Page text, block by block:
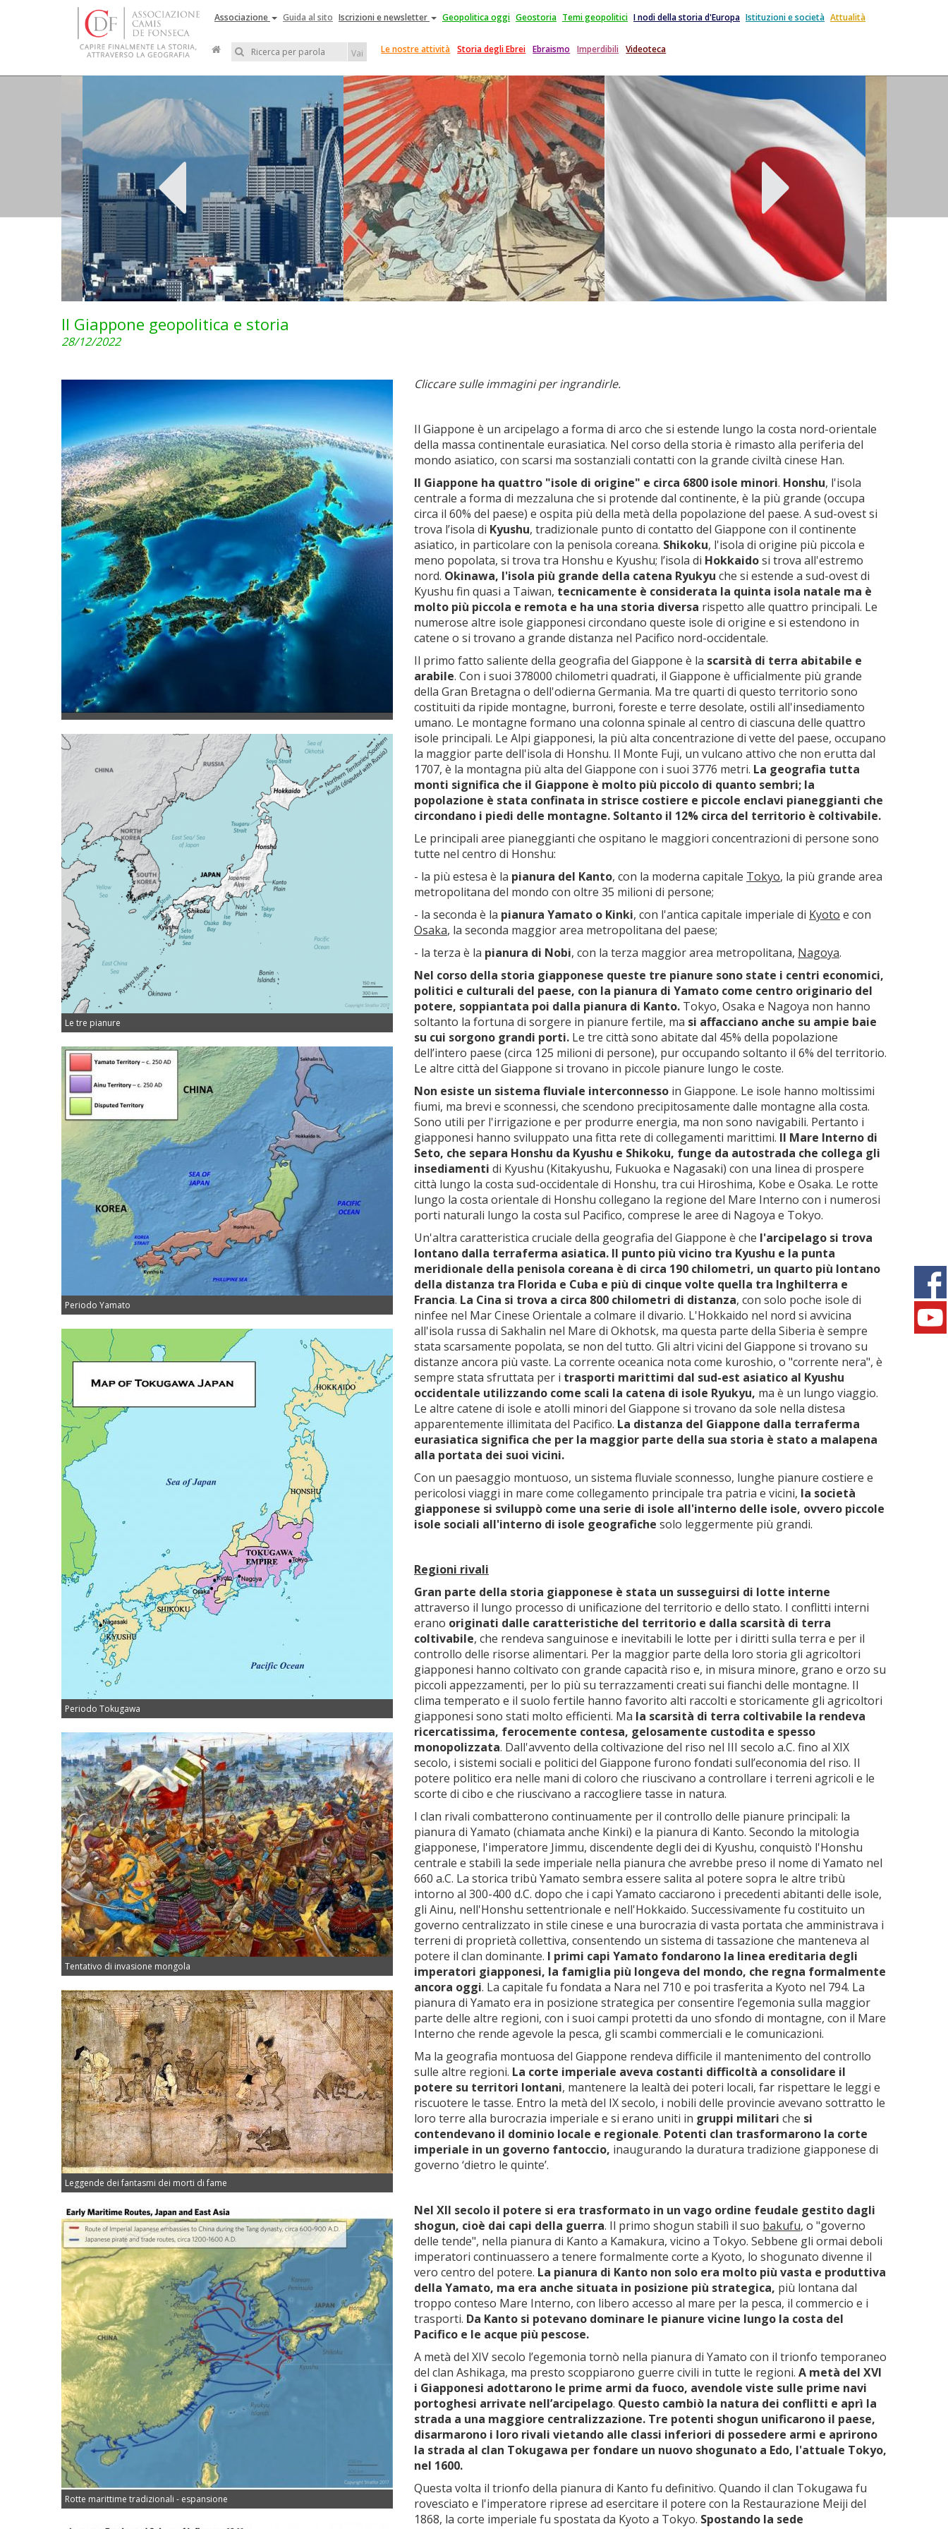
Associazione Guida al sito Iscrizioni e newsletter Geopolitica oggi Geostoria Temi geopolitici I nodi della storia d'Europa Istituzioni e società Attualità
Vai Le nostre attività Storia degli Ebrei Ebraismo Imperdibili Videoteca
Il Giappone geopolitica e storia
28/12/2022
Le tre pianure
Periodo Yamato
Periodo Tokugawa
Tentativo di invasione mongola
Leggende dei fantasmi dei morti di fame
Rotte marittime tradizionali - espansione
Cliccare sulle immagini per ingrandirle.
Il Giappone è un arcipelago a forma di arco che si estende lungo la costa nord-orientale
della massa continentale eurasiatica. Nel corso della storia è rimasto alla periferia del
mondo asiatico, con scarsi ma sostanziali contatti con la grande civiltà cinese Han.
Il Giappone ha quattro "isole di origine" e circa 6800 isole minori. Honshu, l'isola
centrale a forma di mezzaluna che si protende dal continente, è la più grande (occupa
circa il 60% del paese) e ospita più della metà della popolazione del paese. A sud-ovest si
trova l’isola di Kyushu, tradizionale punto di contatto del Giappone con il continente
asiatico, in particolare con la penisola coreana. Shikoku, l'isola di origine più piccola e
meno popolata, si trova tra Honshu e Kyushu; l’isola di Hokkaidosi trova all'estremo
nord. Okinawa, l'isola più grande della catena Ryukyu che si estende a sud-ovest di
Kyushu fin quasi a Taiwan, tecnicamente è considerata la quinta isola natale ma è
molto più piccola e remota e ha una storia diversa rispetto alle quattro principali. Le
numerose altre isole giapponesi circondano queste isole di origine e si estendono in
catene o si trovano a grande distanza nel Pacifico nord-occidentale.
Il primo fatto saliente della geografia del Giappone è la scarsità di terra abitabile e
arabile. Con i suoi 378000 chilometri quadrati, il Giappone è ufficialmente più grande
della Gran Bretagna o dell'odierna Germania. Ma tre quarti di questo territorio sono
costituiti da ripide montagne, burroni, foreste e terre desolate, ostili all'insediamento
umano. Le montagne formano una colonna spinale al centro di ciascuna delle quattro
isole principali. Le Alpi giapponesi, la più alta concentrazione di vette del paese, occupano
la maggior parte dell'isola di Honshu. Il Monte Fuji, un vulcano attivo che non erutta dal
1707, è la montagna più alta del Giappone con i suoi 3776 metri. La geografia tutta
monti significa che il Giappone è molto più piccolo di quanto sembri; la
popolazione è stata confinata in strisce costiere e piccole enclavi pianeggianti che
circondano i piedi delle montagne. Soltanto il 12% circa del territorio è coltivabile.
Le principali aree pianeggianti che ospitano le maggiori concentrazioni di persone sono
tutte nel centro di Honshu:
- la più estesa è la pianura del Kanto, con la moderna capitale Tokyo, la più grande area
metropolitana del mondo con oltre 35 milioni di persone;
- la seconda è la pianura Yamato o Kinki, con l'antica capitale imperiale di Kyoto e con
Osaka, la seconda maggior area metropolitana del paese;
- la terza è la pianura di Nobi, con la terza maggior area metropolitana, Nagoya.
Nel corso della storia giapponese queste tre pianure sono state i centri economici,
politici e culturali del paese, con la pianura di Yamato come centro originario del
potere, soppiantata poi dalla pianura di Kanto. Tokyo, Osaka e Nagoya non hanno
soltanto la fortuna di sorgere in pianure fertile, ma si affacciano anche su ampie baie
su cui sorgono grandi porti. Le tre città sono abitate dal 45% della popolazione
dell’intero paese (circa 125 milioni di persone), pur occupando soltanto il 6% del territorio.
Le altre città del Giappone si trovano in piccole pianure lungo le coste.
Non esiste un sistema fluviale interconnesso in Giappone. Le isole hanno moltissimi
fiumi, ma brevi e sconnessi, che scendono precipitosamente dalle montagne alla costa.
Sono utili per l'irrigazione e per produrre energia, ma non sono navigabili. Pertanto i
giapponesi hanno sviluppato una fitta rete di collegamenti marittimi. Il Mare Interno di
Seto, che separa Honshu da Kyushu e Shikoku, funge da autostrada che collega gli
insediamenti di Kyushu (Kitakyushu, Fukuoka e Nagasaki) con una linea di prospere
città lungo la costa sud-occidentale di Honshu, tra cui Hiroshima, Kobe e Osaka. Le rotte
lungo la costa orientale di Honshu collegano la regione del Mare Interno con i numerosi
porti naturali lungo la costa sul Pacifico, comprese le aree di Nagoya e Tokyo.
Un'altra caratteristica cruciale della geografia del Giappone è che l'arcipelago si trova
lontano dalla terraferma asiatica. Il punto più vicino tra Kyushu e la punta
meridionale della penisola coreana è di circa 190 chilometri, un quarto più lontano
della distanza tra Florida e Cuba e più di cinque volte quella tra Inghilterra e
Francia. La Cina si trova a circa 800 chilometri di distanza, con solo poche isole di
ninfee nel Mar Cinese Orientale a colmare il divario. L'Hokkaido nel nord si avvicina
all'isola russa di Sakhalin nel Mare di Okhotsk, ma questa parte della Siberia è sempre
stata scarsamente popolata, se non del tutto. Gli altri vicini del Giappone si trovano su
distanze ancora più vaste. La corrente oceanica nota come kuroshio, o "corrente nera", è
sempre stata sfruttata per i trasporti marittimi dal sud-est asiatico al Kyushu
occidentale utilizzando come scali la catena di isole Ryukyu, ma è un lungo viaggio.
Le altre catene di isole e atolli minori del Giappone si trovano da sole nella distesa
apparentemente illimitata del Pacifico. La distanza del Giappone dalla terraferma
eurasiatica significa che per la maggior parte della sua storia è stato a malapena
alla portata dei suoi vicini.
Con un paesaggio montuoso, un sistema fluviale sconnesso, lunghe pianure costiere e
pericolosi viaggi in mare come collegamento principale tra patria e vicini, la società
giapponese si sviluppò come una serie di isole all'interno delle isole, ovvero piccole
isole sociali all'interno di isole geografiche solo leggermente più grandi.
Regioni rivali
Gran parte della storia giapponese è stata un susseguirsi di lotte interne
attraverso il lungo processo di unificazione del territorio e dello stato. I conflitti interni
erano originati dalle caratteristiche del territorio e dalla scarsità di terra
coltivabile, che rendeva sanguinose e inevitabili le lotte per i diritti sulla terra e per il
controllo delle risorse alimentari. Per la maggior parte della loro storia gli agricoltori
giapponesi hanno coltivato con grande capacità riso e, in misura minore, grano e orzo su
piccoli appezzamenti, per lo più su terrazzamenti creati sui fianchi delle montagne. Il
clima temperato e il suolo fertile hanno favorito alti raccolti e storicamente gli agricoltori
giapponesi sono stati molto efficienti. Ma la scarsità di terra coltivabile la rendeva
ricercatissima, ferocemente contesa, gelosamente custodita e spesso
monopolizzata. Dall'avvento della coltivazione del riso nel III secolo a.C. fino al XIX
secolo, i sistemi sociali e politici del Giappone furono fondati sull’economia del riso. Il
potere politico era nelle mani di coloro che riuscivano a controllare i terreni agricoli e le
scorte di cibo e che riuscivano a raccogliere tasse in natura.
I clan rivali combatterono continuamente per il controllo delle pianure principali: la
pianura di Yamato (chiamata anche Kinki) e la pianura di Kanto. Secondo la mitologia
giapponese, l'imperatore Jimmu, discendente degli dei di Kyushu, conquistò l'Honshu
centrale e stabilì la sede imperiale nella pianura che avrebbe preso il nome di Yamato nel
660 a.C. La storica tribù Yamato sembra essere salita al potere sopra le altre tribù
intorno al 300-400 d.C. dopo che i capi Yamato cacciarono i precedenti abitanti delle isole,
gli Ainu, nell'Honshu settentrionale e nell'Hokkaido. Successivamente fu costituito un
governo centralizzato in stile cinese e una burocrazia di vasta portata che amministrava i
terreni di proprietà collettiva, consentendo un sistema di tassazione che manteneva al
potere il clan dominante. I primi capi Yamato fondarono la linea ereditaria degli
imperatori giapponesi, la famiglia più longeva del mondo, che regna formalmente
ancora oggi. La capitale fu fondata a Nara nel 710 e poi trasferita a Kyoto nel 794. La
pianura di Yamato era in posizione strategica per consentire l’egemonia sulla maggior
parte delle altre regioni, con i suoi campi protetti da uno sfondo di montagne, con il Mare
Interno che rende agevole la pesca, gli scambi commerciali e le comunicazioni.
Ma la geografia montuosa del Giappone rendeva difficile il mantenimento del controllo
sulle altre regioni. La corte imperiale aveva costanti difficoltà a consolidare il
potere su territori lontani, mantenere la lealtà dei poteri locali, far rispettare le leggi e
riscuotere le tasse. Entro la metà del IX secolo, i nobili delle provincie avevano sottratto le
loro terre alla burocrazia imperiale e si erano uniti in gruppi militari che si
contendevano il dominio locale e regionale. Potenti clan trasformarono la corte
imperiale in un governo fantoccio, inaugurando la duratura tradizione giapponese di
governo ‘dietro le quinte’.
Nel XII secolo il potere si era trasformato in un vago ordine feudale gestito dagli
shogun, cioè dai capi della guerra. Il primo shogun stabilì il suo bakufu, o "governo
delle tende", nella pianura di Kanto a Kamakura, vicino a Tokyo. Sebbene gli ormai deboli
imperatori continuassero a tenere formalmente corte a Kyoto, lo shogunato divenne il
vero centro del potere. La pianura di Kanto non solo era molto più vasta e produttiva
della Yamato, ma era anche situata in posizione più strategica, più lontana dal
troppo conteso Mare Interno, con libero accesso al mare per la pesca, il commercio e i
trasporti. Da Kanto si potevano dominare le pianure vicine lungo la costa del
Pacifico e le acque più pescose.
A metà del XIV secolo l’egemonia tornò nella pianura di Yamato con il trionfo temporaneo
del clan Ashikaga, ma presto scoppiarono guerre civili in tutte le regioni. A metà del XVI
i Giapponesi adottarono le prime armi da fuoco, avendole viste sulle prime navi
portoghesi arrivate nell’arcipelago. Questo cambiò la natura dei conflitti e aprì la
strada a una maggiore centralizzazione. Tre potenti shogun unificarono il paese,
disarmarono i loro rivali vietando alle classi inferiori di possedere armi e aprirono
la strada al clan Tokugawa per fondare un nuovo shogunato a Edo, l'attuale Tokyo,
nel 1600.
Questa volta il trionfo della pianura di Kanto fu definitivo. Quando il clan Tokugawa fu
rovesciato e l'imperatore riprese ad esercitare il potere con la Restaurazione Meiji del
1868, la corte imperiale fu spostata da Kyoto a Tokyo. Spostando la sede